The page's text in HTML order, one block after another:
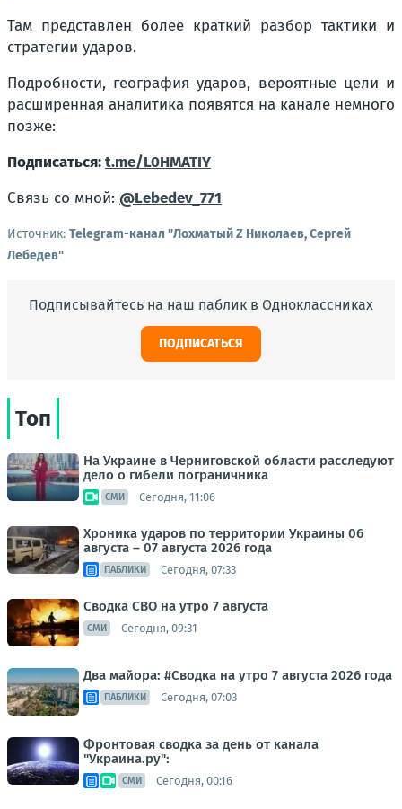
Там представлен более краткий разбор тактики и
стратегии ударов.
Подробности, география ударов, вероятные цели и
расширенная аналитика появятся на канале немного
позже:
Подписаться:t.me/L0HMATIY
Связь со мной: @Lebedev_771
Источник: Telegram-канал "Лохматый Z Николаев, Сергей
Лебедев"
Подписывайтесь на наш паблик в Одноклассниках
ПОДПИСАТЬСЯ
Топ
На Украине в Черниговской области расследуют
дело о гибели пограничника
СМИ Сегодня, 11:06
Хроника ударов по территории Украины 06
августа – 07 августа 2026 года
ПАБЛИКИ Сегодня, 07:33
Сводка СВО на утро 7 августа
СМИ Сегодня, 09:31
Два майора: #Сводка на утро 7 августа 2026 года
ПАБЛИКИ Сегодня, 07:03
Фронтовая сводка за день от канала
"Украина.ру":
СМИ Сегодня, 00:16